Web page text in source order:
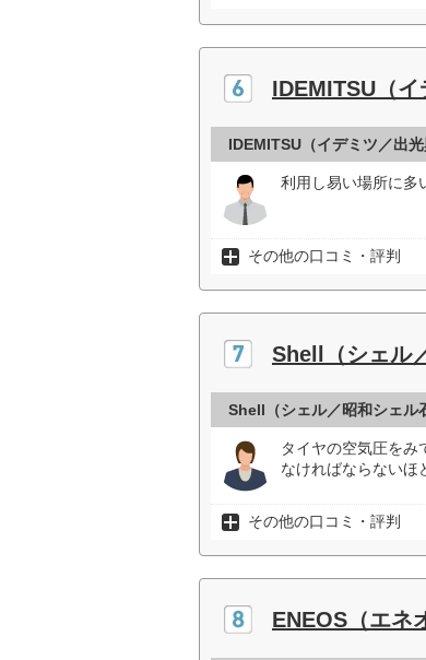
IDEMITSU（イ
IDEMITSU（イデミツ／出
利用し易い場所に多
その他の口コミ・評判
Shell（シェル
Shell（シェル／昭和シェル
タイヤの空気圧をみ
なければならないほ
その他の口コミ・評判
ENEOS（エネ